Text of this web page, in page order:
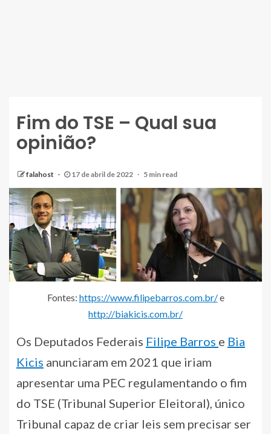
Fim do TSE – Qual sua
opinião?
falahost 17 de abril de 2022 5 min read
Fontes: https://www.filipebarros.com.br/e
http://biakicis.com.br/
Os Deputados Federais Filipe Barros e Bia
Kicis anunciaram em 2021 que iriam
apresentar uma PEC regulamentando o fim
do TSE (Tribunal Superior Eleitoral), único
Tribunal capaz de criar leis sem precisar ser